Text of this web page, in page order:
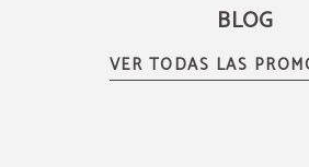
BLOG